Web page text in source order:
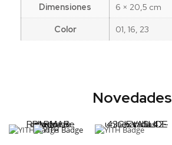
Dimensiones
6 × 20,5 cm
Color
01, 16, 23
Novedades